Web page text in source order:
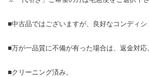
■中古品ではございますが、良好なコンディシ
■万が一品質に不備が有った場合は、返金対応
■クリーニング済み。